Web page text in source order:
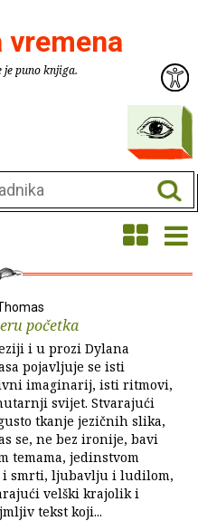
vremena
je puno knjiga.
početka
i u prozi Dylana
pojavljuje se isti
imaginarij, isti ritmovi,
svijet. Stvarajući
tkanje jezičnih slika,
se, ne bez ironije, bavi
temama, jedinstvom
i smrti, ljubavlju i ludilom,
velški krajolik i
tekst koji...